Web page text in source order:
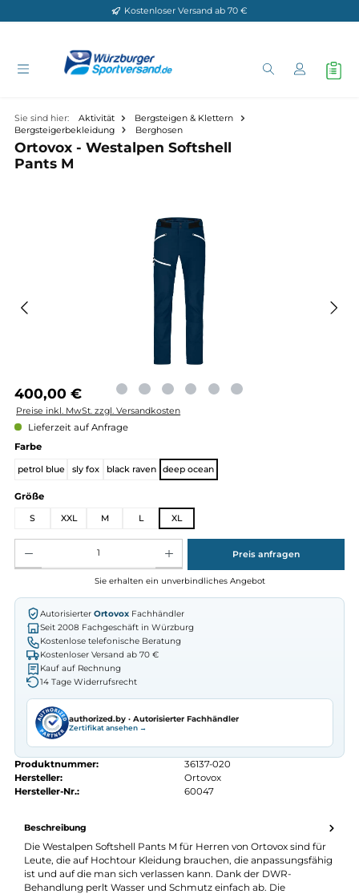
Zum Hauptinhalt springenKostenloser Versand ab 70 €
Sie sind hier: Aktivität
Bergsteigen & Klettern
Bergsteigerbekleidung
Berghosen
Ortovox - Westalpen Softshell
Bildergalerie überspringen
Regulärer Preis:
400,00 €
Preise inkl. MwSt. zzgl. Versandkosten
Lieferzeit auf Anfrage
Farbe
petrol blue sly fox black raven deep ocean
Größe auswählen
M XL
Produkt Anzahl: Gib den gewünschten Wert ein oder benutze die Schaltflächen um die
Sie erhalten ein unverbindliches Angebot
AutorisierterOrtovox
Seit 2008 Fachgeschäft in Würzburg
Kostenlose telefonische Beratung
Kostenloser Versand ab 70 €
Kauf auf Rechnung
14 Tage Widerrufsrecht
authorized.by · Autorisierter Fachhändler
Produktnummer: 36137-020
Hersteller:
Ortovox
Hersteller-Nr.:
60047